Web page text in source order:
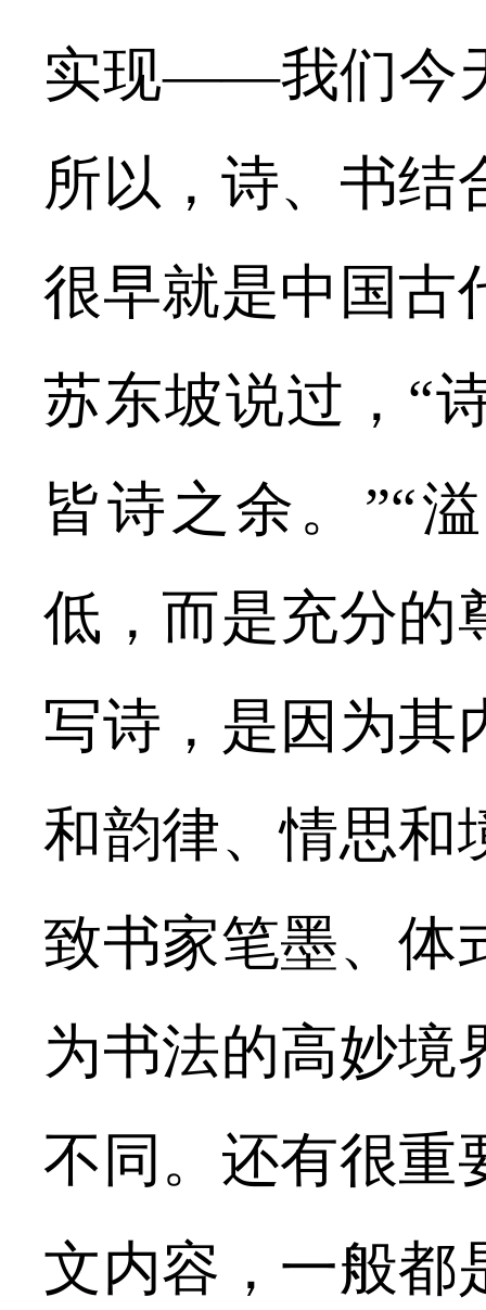
实现——我们今
所以，诗、书结
很早就是中国古
苏东坡说过，“
皆诗之余。”“
低，而是充分的
写诗，是因为其
和韵律、情思和
致书家笔墨、体
为书法的高妙境
不同。还有很重
文内容，一般都